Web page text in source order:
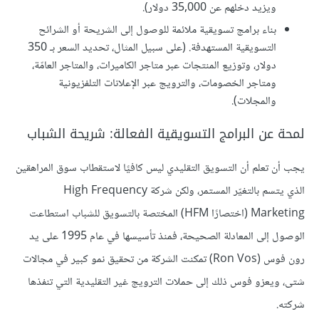
ويزيد دخلهم عن 35,000 دولار).
بناء برامج تسويقية ملائمة للوصول إلى الشريحة أو الشرائح
التسويقية المستهدفة. (على سبيل المثال، تحديد السعر بـ 350
دولار، وتوزيع المنتجات عبر متاجر الكاميرات، والمتاجر العامّة،
ومتاجر الخصومات، والترويج عبر الإعلانات التلفزيونية
والمجلات).
لمحة عن البرامج التسويقية الفعالة: شريحة الشباب
يجب أن تعلم أن التسويق التقليدي ليس كافيًا لاستقطاب سوق المراهقين
الذي يتسم بالتغيّر المستمر، ولكن شركة High Frequency
Marketing (اختصارًا HFM) المختصة بالتسويق للشباب استطاعت
الوصول إلى المعادلة الصحيحة، فمنذ تأسيسها في عام 1995 على يد
رون فوس (Ron Vos) تمكنت الشركة من تحقيق نمو كبير في مجالات
شتى، ويعزو فوس ذلك إلى حملات الترويج غير التقليدية التي تنفذها
شركته.